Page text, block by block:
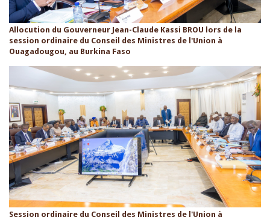
Allocution du Gouverneur Jean-Claude Kassi BROU lors de la
session ordinaire du Conseil des Ministres de l'Union à
Ouagadougou, au Burkina Faso
Session ordinaire du Conseil des Ministres de l'Union à